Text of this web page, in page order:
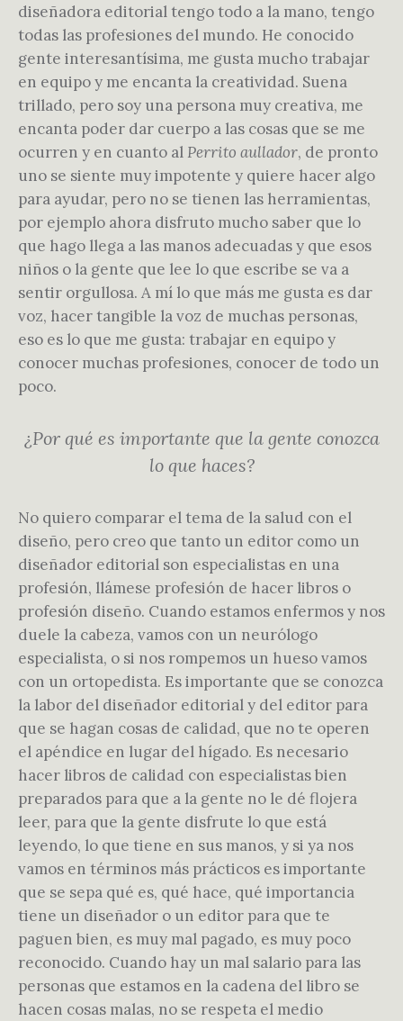
diseñadora editorial tengo todo a la mano, tengo
todas las profesiones del mundo. He conocido
gente interesantísima, me gusta mucho trabajar
en equipo y me encanta la creatividad. Suena
trillado, pero soy una persona muy creativa, me
encanta poder dar cuerpo a las cosas que se me
ocurren y en cuanto al Perrito aullador, de pronto
uno se siente muy impotente y quiere hacer algo
para ayudar, pero no se tienen las herramientas,
por ejemplo ahora disfruto mucho saber que lo
que hago llega a las manos adecuadas y que esos
niños o la gente que lee lo que escribe se va a
sentir orgullosa. A mí lo que más me gusta es dar
voz, hacer tangible la voz de muchas personas,
eso es lo que me gusta: trabajar en equipo y
conocer muchas profesiones, conocer de todo un
poco.
¿Por qué es importante que la gente conozca
lo que haces?
No quiero comparar el tema de la salud con el
diseño, pero creo que tanto un editor como un
diseñador editorial son especialistas en una
profesión, llámese profesión de hacer libros o
profesión diseño. Cuando estamos enfermos y nos
duele la cabeza, vamos con un neurólogo
especialista, o si nos rompemos un hueso vamos
con un ortopedista. Es importante que se conozca
la labor del diseñador editorial y del editor para
que se hagan cosas de calidad, que no te operen
el apéndice en lugar del hígado. Es necesario
hacer libros de calidad con especialistas bien
preparados para que a la gente no le dé flojera
leer, para que la gente disfrute lo que está
leyendo, lo que tiene en sus manos, y si ya nos
vamos en términos más prácticos es importante
que se sepa qué es, qué hace, qué importancia
tiene un diseñador o un editor para que te
paguen bien, es muy mal pagado, es muy poco
reconocido. Cuando hay un mal salario para las
personas que estamos en la cadena del libro se
hacen cosas malas, no se respeta el medio